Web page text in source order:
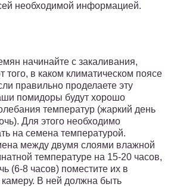
необходимой информацией.
начинайте с закаливания,
того, в каком климатическом поясе
правильно проделаете эту
помидоры будут хорошо
температур (жаркий день
Для этого необходимо
на семена температурой.
между двумя слоями влажной
температуре на 15-20 часов,
(6-8 часов) поместите их в
В ней должна быть